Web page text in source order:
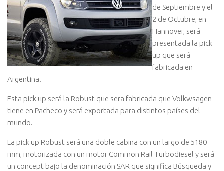
de Septiembre y el
2 de Octubre, en
Hannover, será
presentada la pick
up que será
fabricada en
Argentina.
Esta pick up será la Robust que sera fabricada que Volkwsagen
tiene en Pacheco y será exportada para distintos paí­ses del
mundo.
La pick up Robust será una doble cabina con un largo de 5180
mm, motorizada con un motor Common Rail Turbodiesel y será
un concept bajo la denominación SAR que significa Búsqueda y